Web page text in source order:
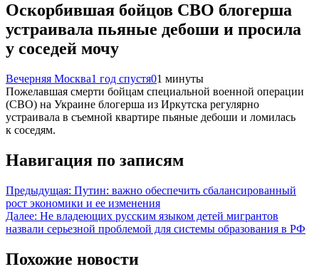
Оскорбившая бойцов СВО блогерша
устраивала пьяные дебоши и просила
у соседей мочу
Вечерняя Москва1 год спустя01 минуты
Пожелавшая смерти бойцам специальной военной операции
(СВО) на Украине блогерша из Иркутска регулярно
устраивала в съемной квартире пьяные дебоши и ломилась
к соседям.
Навигация по записям
Предыдущая: Путин: важно обеспечить сбалансированный
рост экономики и ее изменения
Далее: Не владеющих русским языком детей мигрантов
назвали серьезной проблемой для системы образования в РФ
Похожие новости